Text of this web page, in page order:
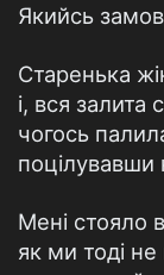
Якийсь
Старенька
і, вся
чогось
Мені стояло
як ми тоді не